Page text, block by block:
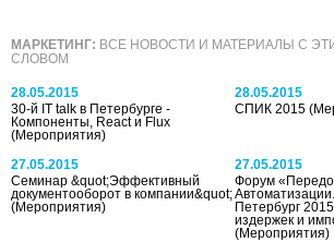
МАРКЕТИНГ: ВСЕ НОВОСТИ И МАТЕРИАЛЫ С
СЛОВОМ
28.05.2015
30-й IT talk в Петербурге -
Компоненты, React и Flux
(Мероприятия)
28.05.2015
СПИК 2015
27.05.2015
Семинар &quot;Эффективный
документооборот в компании&quot;
(Мероприятия)
27.05.2015
Форум
Петербург
издержек и
(Мероприятия)